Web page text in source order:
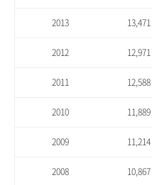
2013 13,471
2012 12,971
2011 12,588
2010 11,889
2009 11,214
2008 10,867